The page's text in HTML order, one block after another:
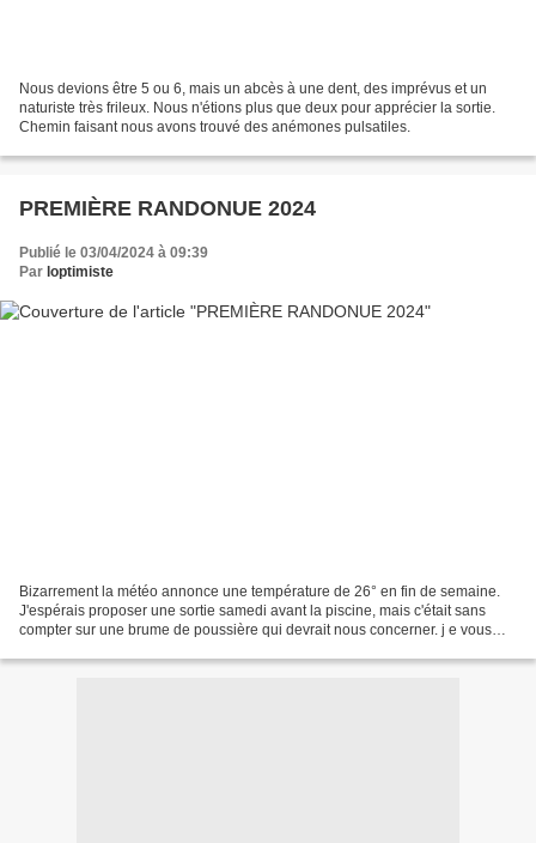
Nous devions être 5 ou 6, mais un abcès à une dent, des imprévus et un
naturiste très frileux. Nous n'étions plus que deux pour apprécier la sortie.
Chemin faisant nous avons trouvé des anémones pulsatiles.
PREMIÈRE RANDONUE 2024
Publié le 03/04/2024 à 09:39
Par loptimiste
Bizarrement la météo annonce une température de 26° en fin de semaine.
J'espérais proposer une sortie samedi avant la piscine, mais c'était sans
compter sur une brume de poussière qui devrait nous concerner. j e vous